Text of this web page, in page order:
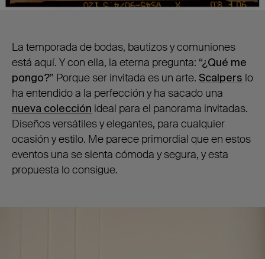
La temporada de bodas, bautizos y comuniones
está aquí. Y con ella, la eterna pregunta: “¿Qué me
pongo?” Porque ser invitada es un arte. Scalpers lo
ha entendido a la perfección y ha sacado una
nueva colección ideal para el panorama invitadas.
Diseños versátiles y elegantes, para cualquier
ocasión y estilo. Me parece primordial que en estos
eventos una se sienta cómoda y segura, y esta
propuesta lo consigue.